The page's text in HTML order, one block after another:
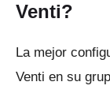
Venti?
La mejor
Venti en su